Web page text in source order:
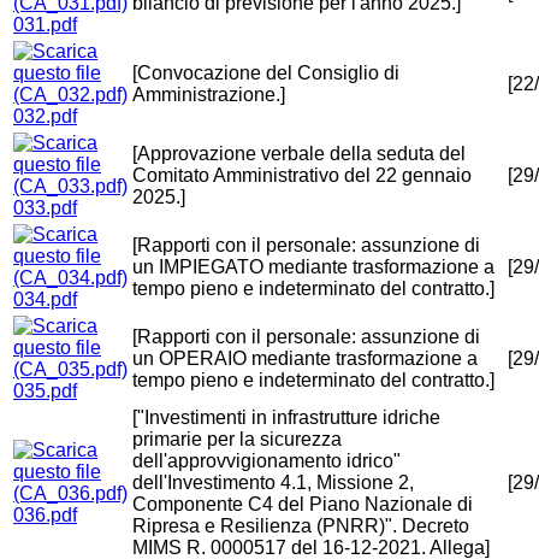
031.pdf
032.pdf
[Convocazione del Consiglio di
Amministrazione.]
033.pdf
[Approvazione verbale della seduta del
Comitato Amministrativo del 22 gennaio
2025.]
034.pdf
[Rapporti con il personale: assunzione di
un IMPIEGATO mediante trasformazione a
tempo pieno e indeterminato del contratto.]
035.pdf
[Rapporti con il personale: assunzione di
un OPERAIO mediante trasformazione a
tempo pieno e indeterminato del contratto.]
036.pdf
["Investimenti in infrastrutture idriche
primarie per la sicurezza
dell'approvvigionamento idrico"
dell'Investimento 4.1, Missione 2,
Componente C4 del Piano Nazionale di
Ripresa e Resilienza (PNRR)". Decreto
MIMS R. 0000517 del 16-12-2021. Allega]